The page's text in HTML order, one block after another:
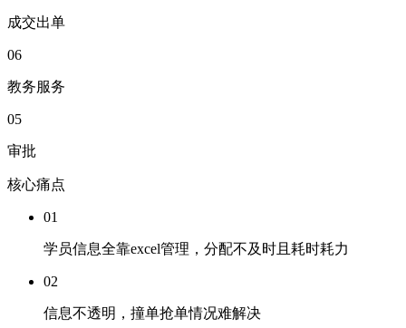
成交出单
06
教务服务
05
审批
核心痛点
01
学员信息全靠excel管理，分配不及时且耗时耗力
02
信息不透明，撞单抢单情况难解决